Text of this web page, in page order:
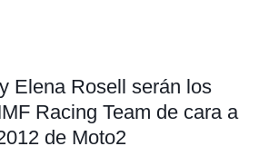
Elena Rosell serán los
Racing Team de cara a
de Moto2